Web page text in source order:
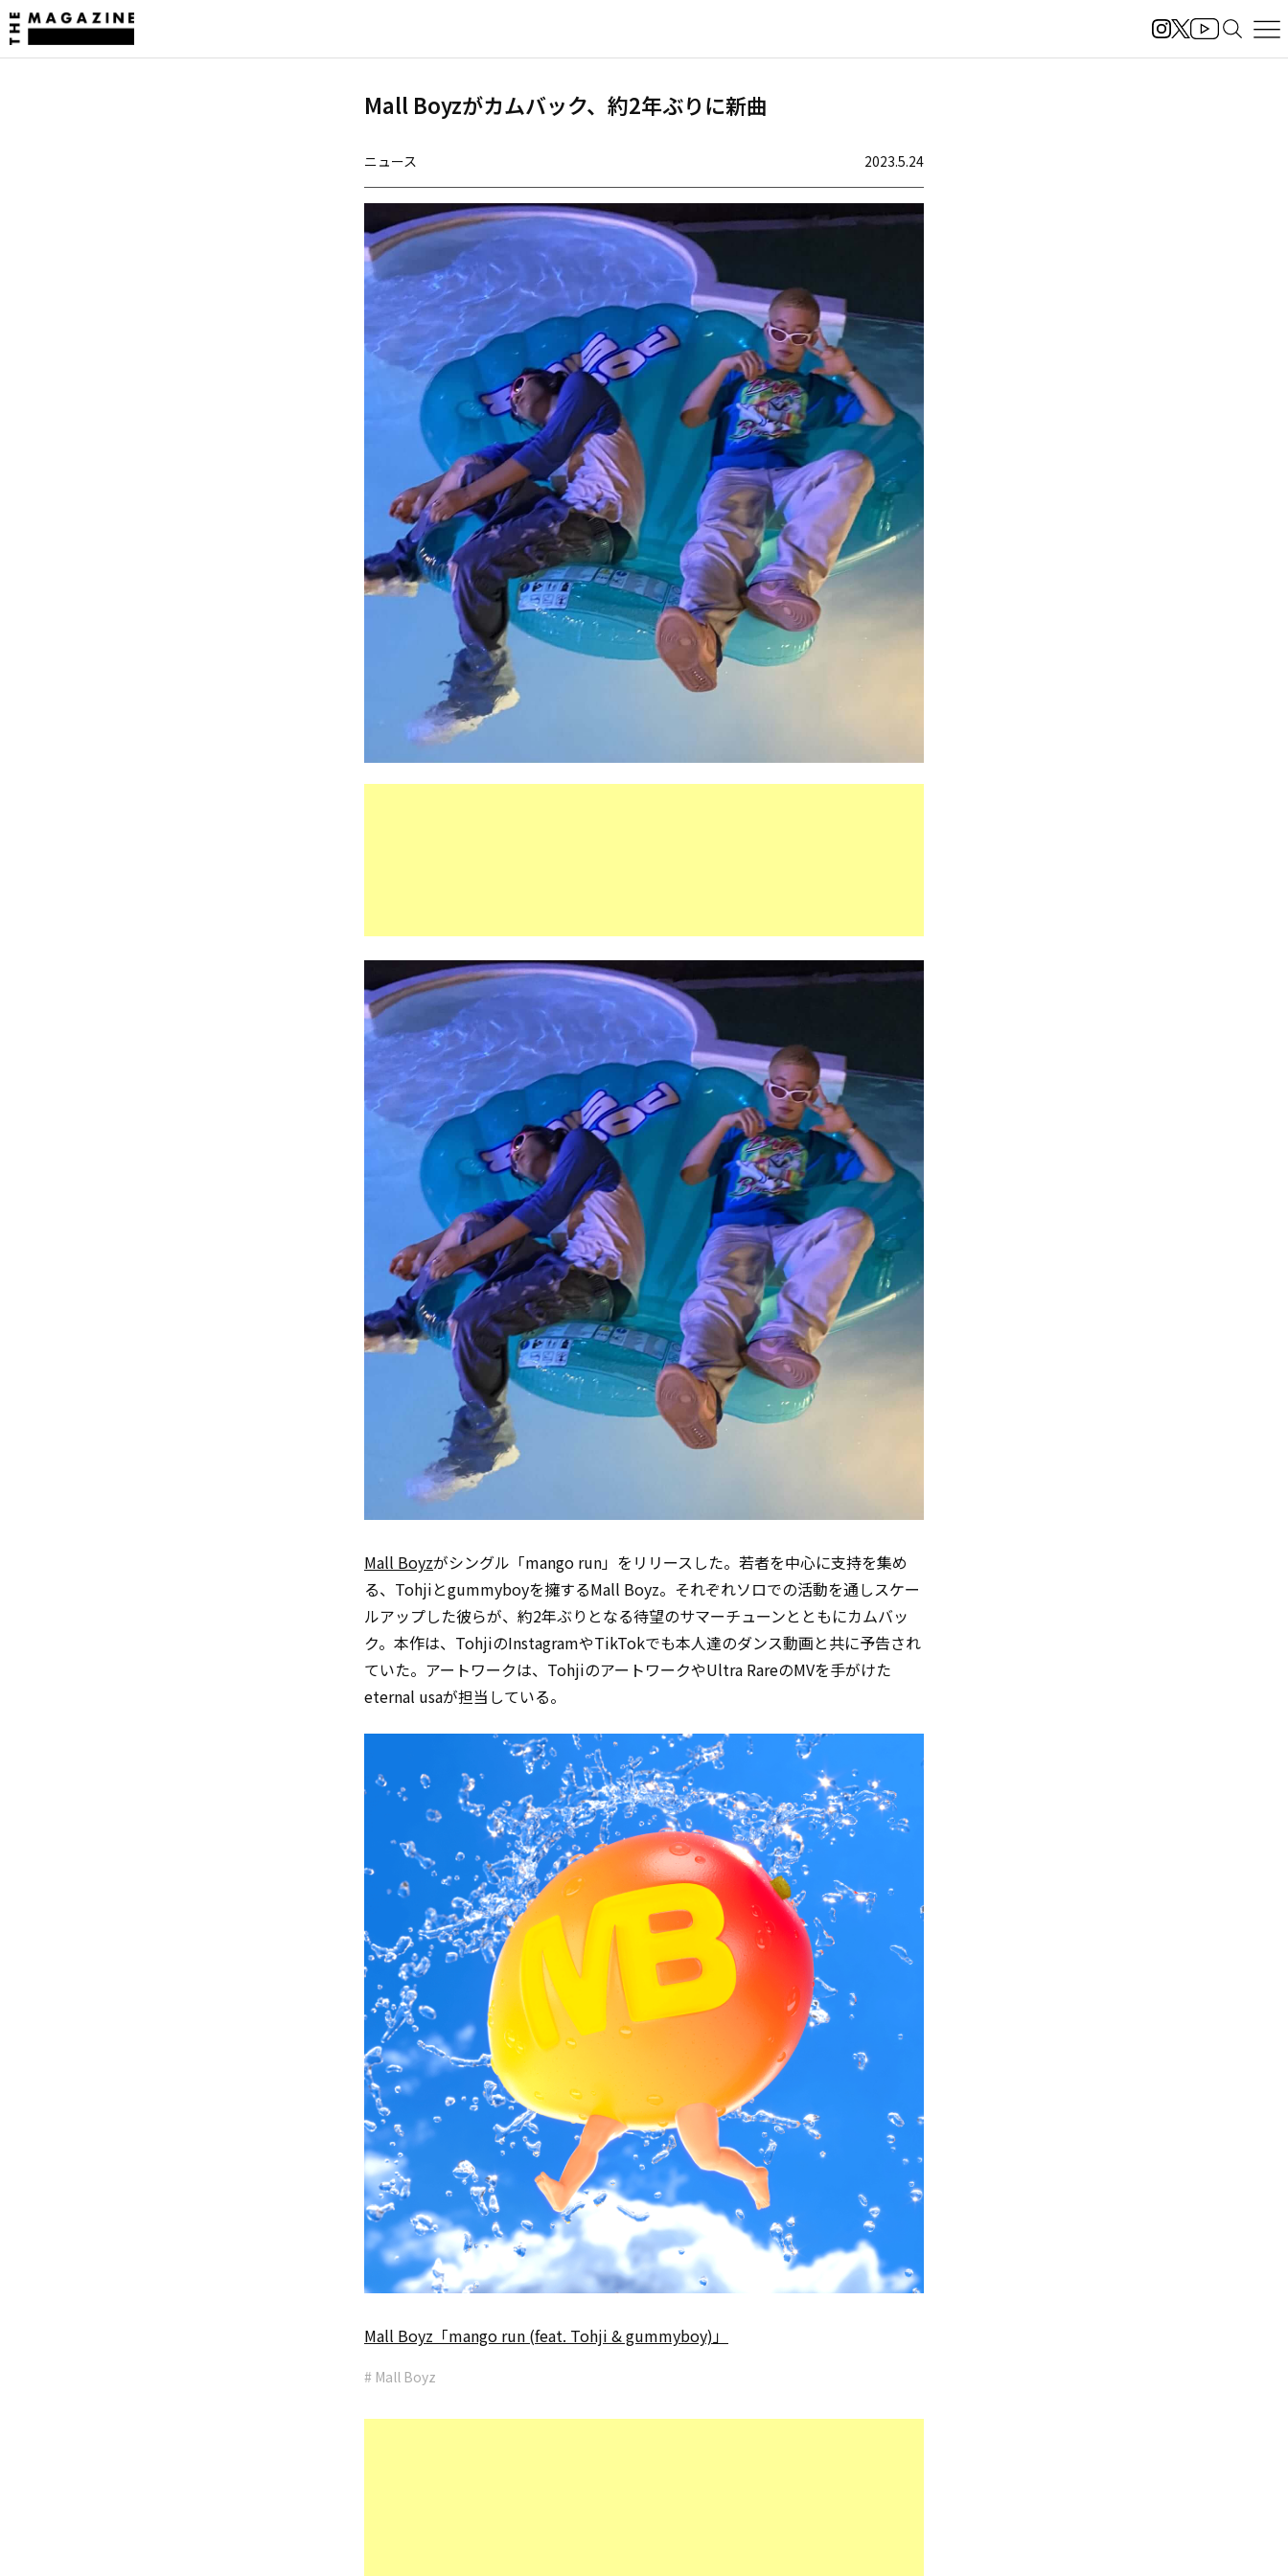
Mall Boyzがカムバック、約2年ぶりに新曲
ニュース 2023.5.24
Mall Boyzがシングル「mango run」をリリースした。若者を中心に支持を集め
る、Tohjiとgummyboyを擁するMall Boyz。それぞれソロでの活動を通しスケー
ルアップした彼らが、約2年ぶりとなる待望のサマーチューンとともにカムバッ
ク。本作は、TohjiのInstagramやTikTokでも本人達のダンス動画と共に予告され
ていた。アートワークは、TohjiのアートワークやUltra RareのMVを手がけた
eternal usaが担当している。
Mall Boyz「mango run (feat. Tohji & gummyboy)」
# Mall Boyz